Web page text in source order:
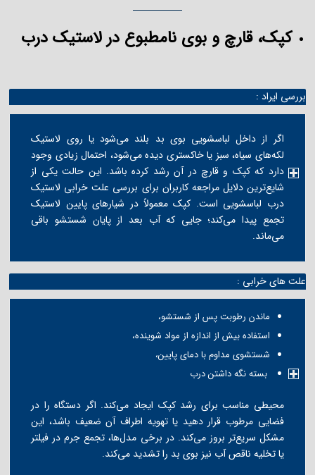
کپک، قارچ و بوی نامطبوع در لاستیک درب
بررسی ایراد :
اگر از داخل لباسشویی بوی بد بلند می‌شود یا روی لاستیک
لکه‌های سیاه، سبز یا خاکستری دیده می‌شود، احتمال زیادی وجود
دارد که کپک و قارچ در آن رشد کرده باشد. این حالت یکی از
شایع‌ترین دلایل مراجعه کاربران برای بررسی علت خرابی لاستیک
درب لباسشویی است. کپک معمولاً در شیارهای پایین لاستیک
تجمع پیدا می‌کند؛ جایی که آب بعد از پایان شستشو باقی
می‌ماند.
علت های خرابی :
ماندن رطوبت پس از شستشو،
استفاده بیش از اندازه از مواد شوینده،
شستشوی مداوم با دمای پایین،
بسته نگه داشتن درب
محیطی مناسب برای رشد کپک ایجاد می‌کند. اگر دستگاه را در
فضایی مرطوب قرار دهید یا تهویه اطراف آن ضعیف باشد، این
مشکل سریع‌تر بروز می‌کند. در برخی مدل‌ها، تجمع جرم در فیلتر
یا تخلیه ناقص آب نیز بوی بد را تشدید می‌کند.